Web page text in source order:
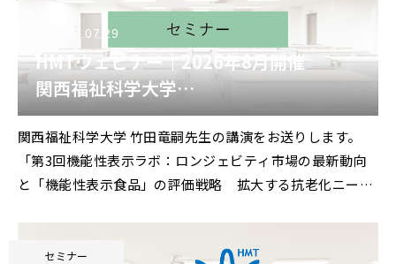
2026.07.29
HMTウェビナー｜2026年8月開催
関西福祉科学大学
竹田竜嗣 先生 特別講演
「第3回機能性表示ラボ：
ロンジェビティ市場の最新動向と「機能
性表示食品」の評価戦略
――拡大する抗老化ニーズに応える臨床試験
設計と作用機序の組み立て方」
関西福祉科学大学 竹田竜嗣先生の講演をお送りします。
「第3回機能性表示ラボ：ロンジェビティ市場の最新動向
と「機能性表示食品」の評価戦略 ――拡大する抗老化ニーズ
セミナー